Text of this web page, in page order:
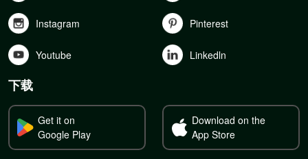
Instagram Pinterest
Youtube Linkedln
下载
Get it on
Google Play
Download on the
App Store